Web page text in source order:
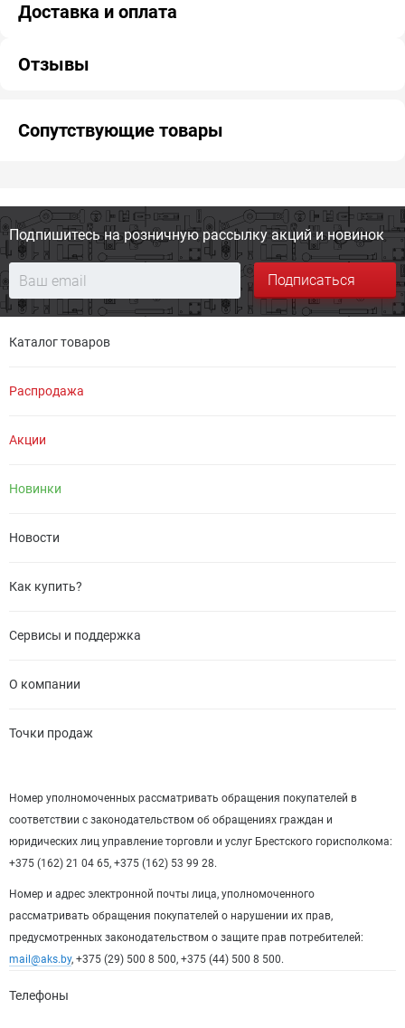
Доставка и оплата
Отзывы
Сопутствующие товары
Подпишитесь на розничную рассылку акций и новинок
Подписаться
Каталог товаров
Распродажа
Акции
Новинки
Новости
Как купить?
Сервисы и поддержка
О компании
Точки продаж
Номер уполномоченных рассматривать обращения покупателей в
соответствии с законодательством об обращениях граждан и
юридических лиц управление торговли и услуг Брестского горисполкома:
+375 (162) 21 04 65, +375 (162) 53 99 28.
Номер и адрес электронной почты лица, уполномоченного
рассматривать обращения покупателей о нарушении их прав,
предусмотренных законодательством о защите прав потребителей:
mail@aks.by, +375 (29) 500 8 500, +375 (44) 500 8 500.
Телефоны